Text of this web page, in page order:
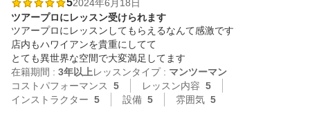
52024年6月18日
ツアープロにレッスン受けられます
ツアープロにレッスンしてもらえるなんて感激です
店内もハワイアンを貴重にしてて
とても異世界な空間で大変満足してます
在籍期間 : 3年以上レッスンタイプ : マンツーマン
コストパフォーマンス
5 レッスン内容 5
インストラクター 5 設備 5 雰囲気 5